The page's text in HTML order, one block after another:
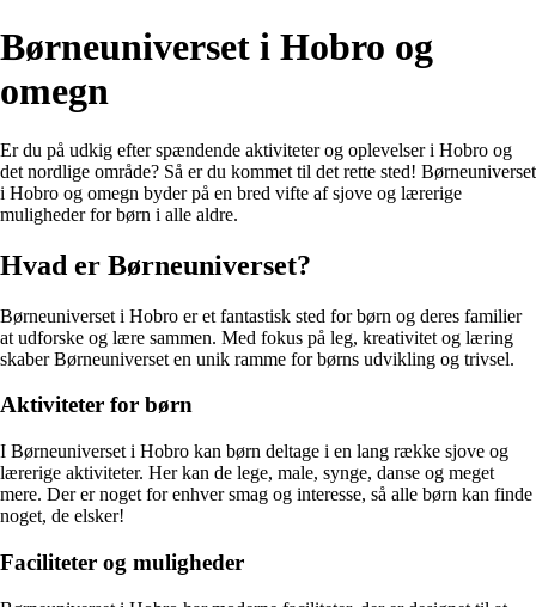
Børneuniverset i Hobro og
omegn
Er du på udkig efter spændende aktiviteter og oplevelser i Hobro og
det nordlige område? Så er du kommet til det rette sted! Børneuniverset
i Hobro og omegn byder på en bred vifte af sjove og lærerige
muligheder for børn i alle aldre.
Hvad er Børneuniverset?
Børneuniverset i Hobro er et fantastisk sted for børn og deres familier
at udforske og lære sammen. Med fokus på leg, kreativitet og læring
skaber Børneuniverset en unik ramme for børns udvikling og trivsel.
Aktiviteter for børn
I Børneuniverset i Hobro kan børn deltage i en lang række sjove og
lærerige aktiviteter. Her kan de lege, male, synge, danse og meget
mere. Der er noget for enhver smag og interesse, så alle børn kan finde
noget, de elsker!
Faciliteter og muligheder